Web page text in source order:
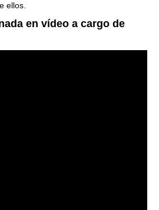
ellos.
en vídeo a cargo de